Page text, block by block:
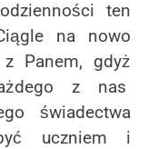
ten
na nowo
Panem, gdyż
z nas
świadectwa
uczniem i